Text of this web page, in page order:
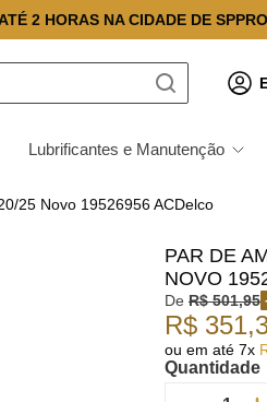
2 HORAS NA CIDADE DE SP
Lubrificantes e Manutenção
25 Novo 19526956 ACDelco
PAR DE
NOVO
De R$ 501,95
R$ 351,
ou em até 7x
Quantidade